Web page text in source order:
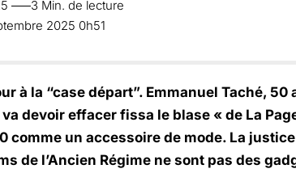
2025 0h51
3 Min. de lecture
à la “case départ”. Emmanuel Taché, 50
devoir effacer fissa le blase « de La
comme un accessoire de mode. La
de l’Ancien Régime ne sont pas des